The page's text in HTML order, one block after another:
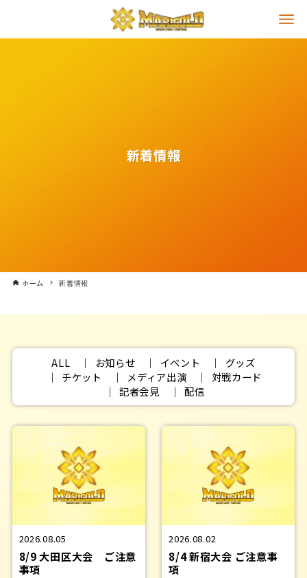
新着情報
ホーム 新着情報
ALL お知らせ イベント
グッズ
チケット
メディア出演
対戦カード
記者会見
配信
2026.08.05
8/9 大田区大会 ご注意
事項
2026.08.02
8/4 新宿大会 ご注意事
項